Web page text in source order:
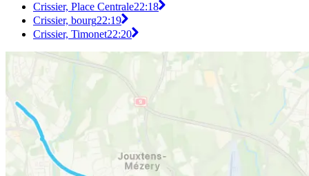
Crissier, Place Centrale22:18
Crissier, bourg22:19
Crissier, Timonet22:20